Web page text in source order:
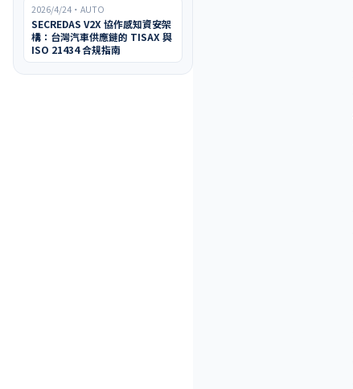
2026/4/24 ・ AUTO
SECREDAS V2X 協作感知資安架
構：台灣汽車供應鏈的 TISAX 與
ISO 21434 合規指南